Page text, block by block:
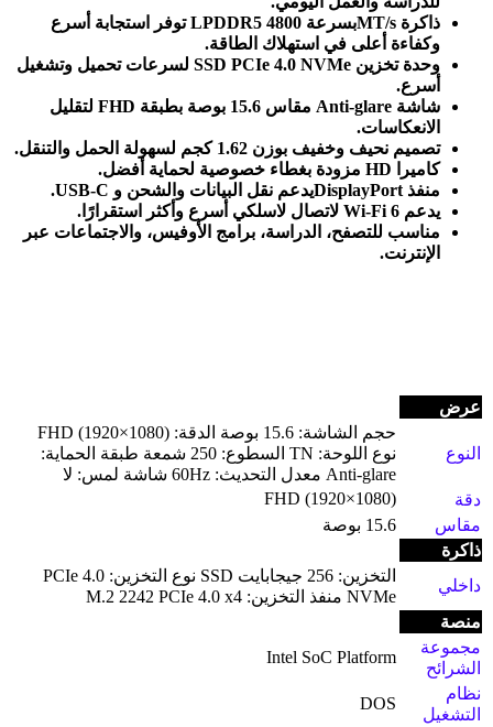
ذاكرة
بسرعة 4800MT/s
توفر استجابة أسرع
وكفاءة أعلى في استهلاك الطاقة.
وحدة تخزين
لسرعات تحميل وتشغيل
أسرع.
شاشة
مقاس 15.6 بوصة بطبقة Anti-glare
لتقليل
الانعكاسات.
تصميم نحيف وخفيف بوزن 1.62 كجم لسهولة الحمل والتنقل
.
كاميرا
مزودة بغطاء خصوصية لحماية أفضل.
منفذ
يدعم نقل البيانات والشحن وDisplayPort.
يدعم
لاتصال لاسلكي أسرع وأكثر استقرارًا .
مناسب للتصفح، الدراسة، برامج الأوفيس، والاجتماعات عبر
الإنترنت.
عرض
النوع
حجم الشاشة: 15.6 بوصة الدقة: FHD (1920×1080)
نوع اللوحة: TN السطوع: 250 شمعة طبقة الحماية:
Anti-glare معدل التحديث: 60Hz شاشة لمس: لا
دقة
FHD (1920×1080)
مقاس
15.6 بوصة
ذاكرة
داخلي
التخزين: 256 جيجابايت SSD نوع التخزين: PCIe 4.0
NVMe منفذ التخزين: M.2 2242 PCIe 4.0 x4
منصة
مجموعة
الشرائح
Intel SoC Platform
نظام
التشغيل
DOS